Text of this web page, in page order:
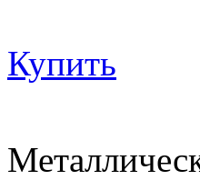
Купить